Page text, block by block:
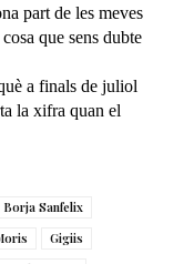
part de les meves
que sens dubte
a finals de juliol
la xifra quan el
Borja Sanfelix
Gigiis